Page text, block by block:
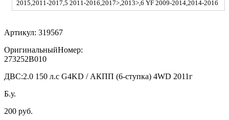
2015,2011-2017,5 2011-2016,2017>,2013>,6 YF 2009-2014,2014-2016
Артикул: 319567
ОригинальныйНомер:
273252B010
ДВС:2.0 150 л.с G4KD / АКПП (6-ступка) 4WD 2011г
Б.у.
200 руб.